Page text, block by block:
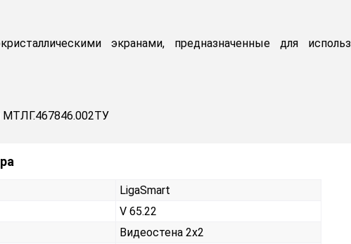
экранами, предназначенные для
МТЛГ.467846.002ТУ
LigaSmart
V 65.22
Видеостена 2х2